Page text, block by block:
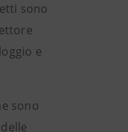
sono
e
sono